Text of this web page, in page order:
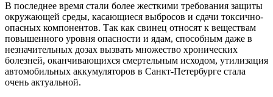
В последнее время стали более жесткими требования защиты
окружающей среды, касающиеся выбросов и сдачи токсично-
опасных компонентов. Так как свинец относят к веществам
повышенного уровня опасности и ядам, способным даже в
незначительных дозах вызвать множество хронических
болезней, оканчивающихся смертельным исходом, утилизация
автомобильных аккумуляторов в Санкт-Петербурге стала
очень актуальной.